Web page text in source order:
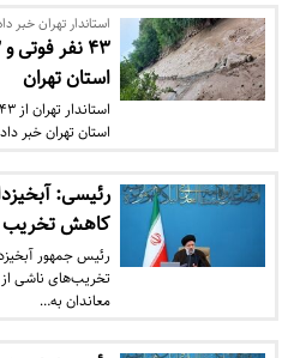
استاندار تهران خبر
استان تهران
استان تهران خبر
رئیسی:
کاهش تخریب
رئیس جمهور
تخریب‌های ناشی
معاندان به…